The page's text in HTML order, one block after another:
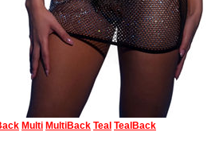
Multi MultiBack Teal TealBack